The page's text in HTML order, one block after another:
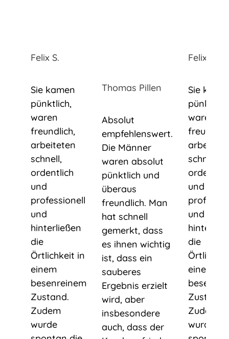
Felix S.
Sie kamen
pünktlich,
waren
freundlich,
arbeiteten
schnell,
ordentlich
und
professionell
und
hinterließen
die
Örtlichkeit in
einem
besenreinem
Zustand.
Zudem
wurde
Thomas Pillen
Absolut
empfehlenswert.
Die Männer
waren absolut
pünktlich und
überaus
freundlich. Man
hat schnell
gemerkt, dass
es ihnen wichtig
ist, dass ein
sauberes
Ergebnis erzielt
wird, aber
insbesondere
auch, dass der
Felix S.
Sie
pünktlich,
waren
schnell,
und
und
die
einem
Zustand.
Zudem
wurde